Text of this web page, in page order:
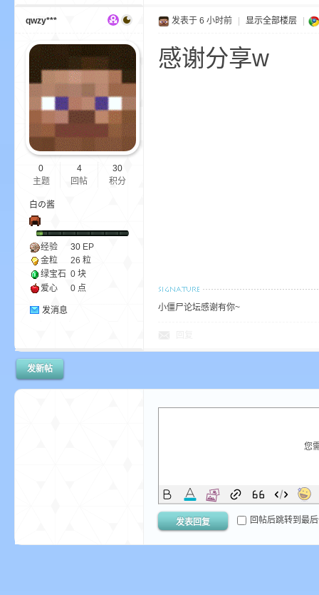
qwzy***
0
主题
4
回帖
30
积分
白の酱
经验 30 EP
金粒
26 粒
绿宝石 0 块
爱心
0 点
发消息
发表于 6 小时前 显示全部楼层
感谢分享w
小僵尸论坛感谢有你~
发新帖
您
发表回复 回帖后跳转到最